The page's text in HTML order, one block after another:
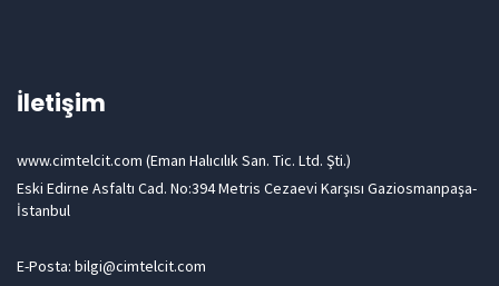
İletişim
www.cimtelcit.com (Eman Halıcılık San. Tic. Ltd. Şti.)
Eski Edirne Asfaltı Cad. No:394 Metris Cezaevi Karşısı Gaziosmanpaşa-
İstanbul
E-Posta: bilgi@cimtelcit.com